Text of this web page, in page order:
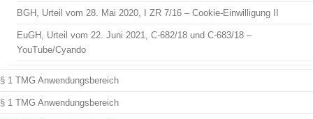
BGH, Urteil vom 28. Mai 2020, I ZR 7/16 – Cookie-Einwilligung II
EuGH, Urteil vom 22. Juni 2021, C-682/18 und C-683/18 –
YouTube/Cyando
§ 1 TMG Anwendungsbereich
§ 1 TMG Anwendungsbereich